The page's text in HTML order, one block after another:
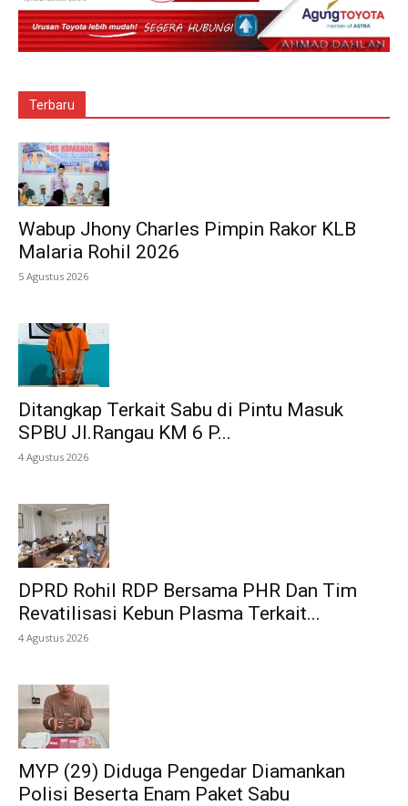
Terbaru
Wabup Jhony Charles Pimpin Rakor KLB
Malaria Rohil 2026
5 Agustus 2026
Ditangkap Terkait Sabu di Pintu Masuk
SPBU Jl.Rangau KM 6 P...
4 Agustus 2026
DPRD Rohil RDP Bersama PHR Dan Tim
Revatilisasi Kebun Plasma Terkait...
4 Agustus 2026
MYP (29) Diduga Pengedar Diamankan
Polisi Beserta Enam Paket Sabu